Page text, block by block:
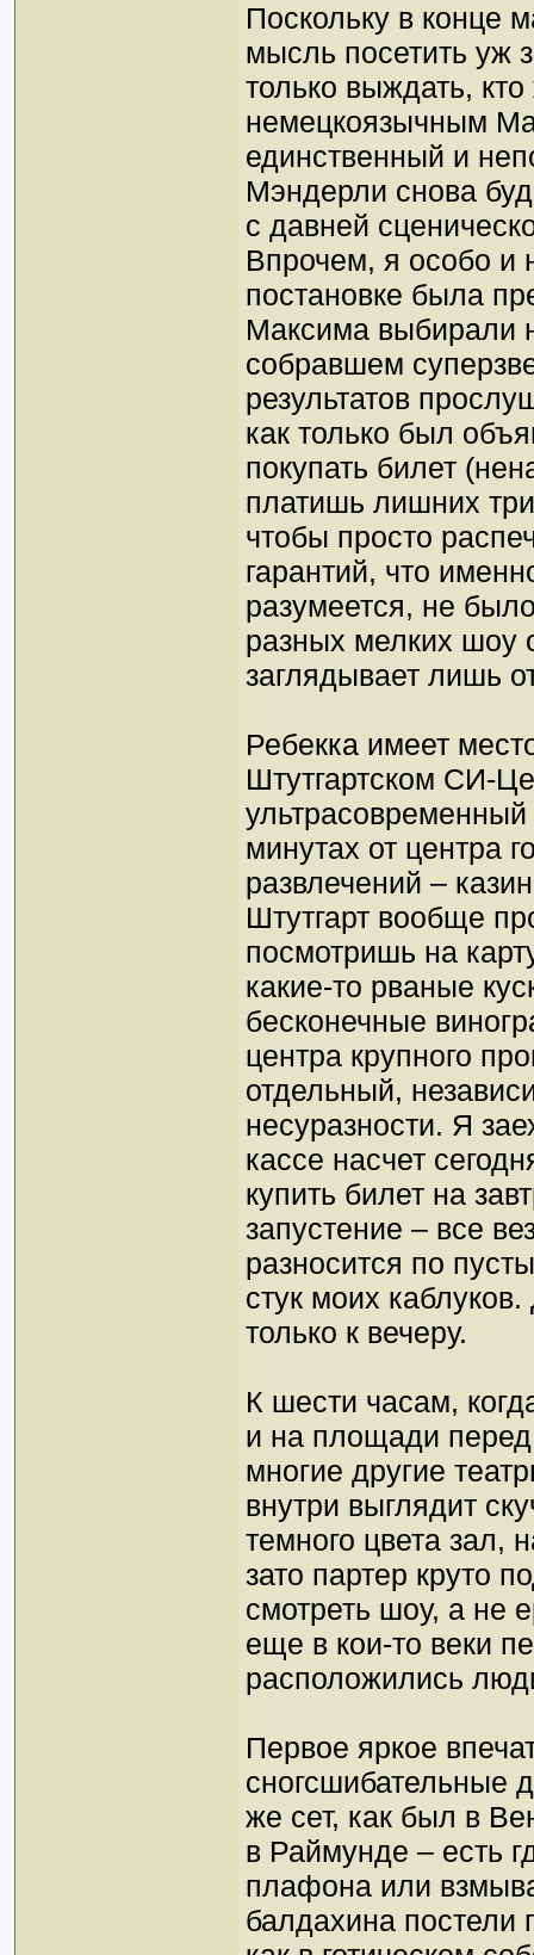
Поскольку в конце
мысль посетить уж
только выждать,
немецкоязычным
единственный и
Мэндерли снова
с давней
Впрочем, я особо и
постановке была
Максима выбирали
собравшем
результатов
как только был
покупать билет
платишь лишних
чтобы просто
гарантий, что
разумеется, не
разных мелких шоу
заглядывает лишь
Ребекка имеет
Штутгартском СИ-
минутах от центра
развлечений –
Штутгарт вообще
посмотришь на
какие-то рваные
бесконечные
центра крупного
отдельный,
несуразности. Я
кассе насчет
купить билет на
запустение – все
разносится по
стук моих
только к вечеру.
К шести часам,
и на площади перед
многие другие
внутри выглядит
темного цвета зал,
зато партер круто
смотреть шоу, а не
еще в кои-то веки
расположились
Первое яркое
сногсшибательные
же сет, как был в
в Раймунде – есть
плафона или
балдахина постели